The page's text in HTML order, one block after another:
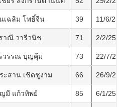
เฉลิม โพธิ์จีน 39 11/6/
าณี วารีวนิช 71 2/2/2565
วรรณ บุญคุ้ม 73 22/7/
ะสาน เชิดชูงาม 66 26/9/
มี แก้วทิพย์ 85 6/1/2558